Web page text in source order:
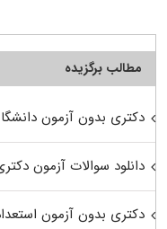
مطالب برگزیده
دکتری بدون آزمون
دانلود سوالات آزمون
دکتری بدون آزمون